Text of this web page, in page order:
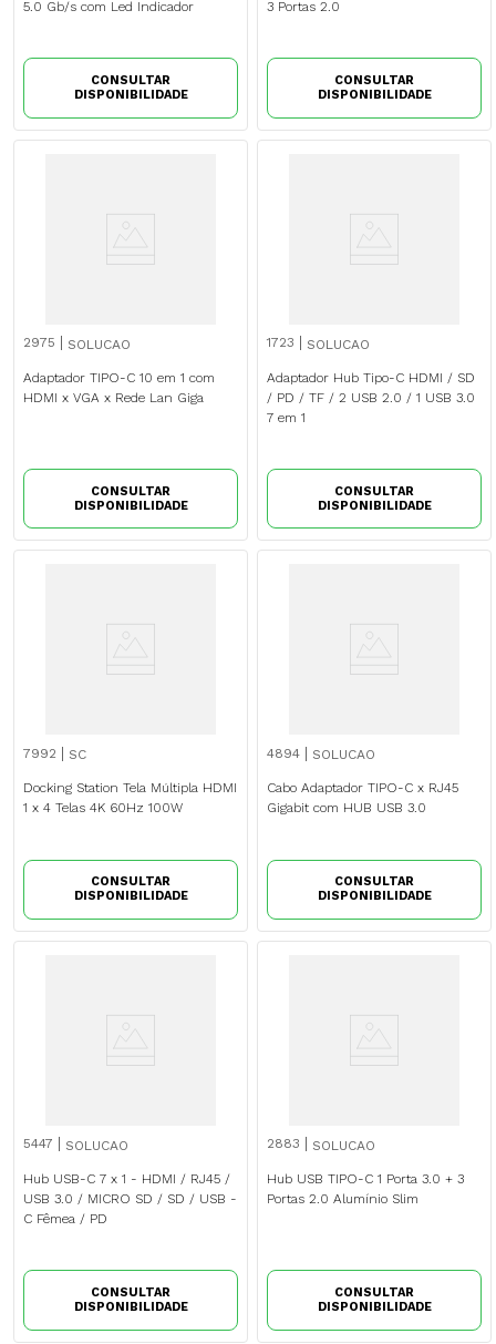
5.0 Gb/s com Led Indicador
CONSULTAR
DISPONIBILIDADE
3 Portas 2.0
CONSULTAR
DISPONIBILIDADE
2975 SOLUCAO
Adaptador TIPO-C 10 em 1 com
HDMI x VGA x Rede Lan Giga
CONSULTAR
DISPONIBILIDADE
1723 SOLUCAO
Adaptador Hub Tipo-C HDMI / SD
/ PD / TF / 2 USB 2.0 / 1 USB 3.0
7 em 1
CONSULTAR
DISPONIBILIDADE
7992 SC
Docking Station Tela Múltipla HDMI
1 x 4 Telas 4K 60Hz 100W
CONSULTAR
DISPONIBILIDADE
4894 SOLUCAO
Cabo Adaptador TIPO-C x RJ45
Gigabit com HUB USB 3.0
CONSULTAR
DISPONIBILIDADE
5447 SOLUCAO
Hub USB-C 7 x 1 - HDMI / RJ45 /
USB 3.0 / MICRO SD / SD / USB -
C Fêmea / PD
CONSULTAR
DISPONIBILIDADE
2883 SOLUCAO
Hub USB TIPO-C 1 Porta 3.0 + 3
Portas 2.0 Alumínio Slim
CONSULTAR
DISPONIBILIDADE